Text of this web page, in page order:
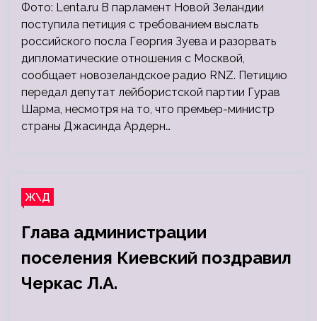
Фото: Lenta.ru В парламент Новой Зеландии
поступила петиция с требованием выслать
российского посла Георгия Зуева и разорвать
дипломатические отношения с Москвой,
сообщает новозеландское радио RNZ. Петицию
передал депутат лейбористской партии Гурав
Шарма, несмотря на то, что премьер-министр
страны Джасинда Ардерн…
Ж\Д
Глава администрации
поселения Киевский поздравил
Черкас Л.А.